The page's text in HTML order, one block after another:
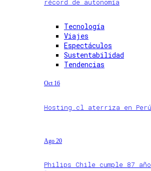
récord de autonomía
Tecnología
Viajes
Espectáculos
Sustentabilidad
Tendencias
Oct 16
Hosting.cl aterriza en
Ago 20
Philips Chile cumple 87